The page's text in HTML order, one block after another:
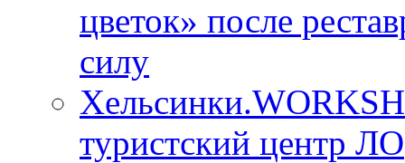
цветок» после
силу
туристский центр ЛО